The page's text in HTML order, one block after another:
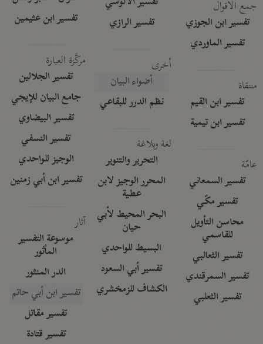
جمع الأقوال
تفسير ابن الجوزي
تفسير الماوردي
منتقاة
تفسير ابن القيم
تفسير ابن تيمية
عامّة
تفسير السمعاني
تفسير مكّي
محاسن التأويل
للقاسمي
تفسير الثعالبي
تفسير السمرقندي
تفسير الثعلبي
تفسير الرازي
أخرى
أضواء البيان
نظم الدرر للبقاعي
لغة وبلاغة
التحرير والتنوير
المحرر الوجيز لابن
عطية
البحر المحيط لأبي
حيان
البسيط للواحدي
تفسير أبي السعود
الكشاف للزمخشري
تفسير ابن عثيمين
مركَّزة العبارة
تفسير الجلالين
جامع البيان للإيجي
تفسير البيضاوي
تفسير النسفي
الوجيز للواحدي
تفسير ابن أبي زمنين
آثار
موسوعة التفسير
المأثور
الدر المنثور
تفسير ابن أبي حاتم
تفسير مقاتل
تفسير قتادة